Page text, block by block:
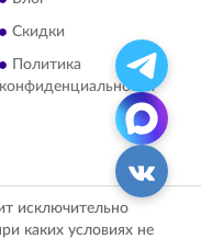
Скидки
Политика
конфиденциальности
исключительно
каких условиях не